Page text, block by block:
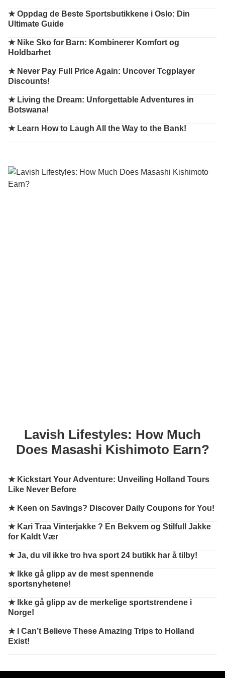
★Oppdag de Beste Sportsbutikkene i Oslo: Din
Ultimate Guide
★ Nike Sko for Barn: Kombinerer Komfort og
Holdbarhet
★ Never Pay Full Price Again: Uncover Tcgplayer
Discounts!
★ Living the Dream: Unforgettable Adventures in
Botswana!
★ Learn How to Laugh All the Way to the Bank!
Lavish Lifestyles: How Much
Does Masashi Kishimoto Earn?
★ Kickstart Your Adventure: Unveiling Holland Tours
Like Never Before
★ Keen on Savings? Discover Daily Coupons for You!
★ Kari Traa Vinterjakke ? En Bekvem og Stilfull Jakke
for Kaldt Vær
★Ja, du vil ikke tro hva sport 24 butikk har å tilby!
★ Ikke gå glipp av de mest spennende
sportsnyhetene!
★ Ikke gå glipp av de merkelige sportstrendene i
Norge!
★
I Can’t Believe These Amazing Trips to Holland
Exist!